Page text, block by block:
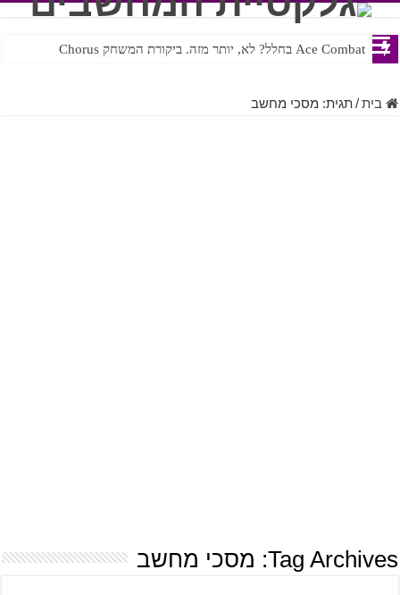
Ace Combat בחלל? לא, יותר מזה. ביקורת המשחק Chorus
Steven Universe והשירים שתורגמו בצורה נוראית לעברית
בית/תגית: מסכי מחשב
Tag Archives: מסכי מחשב